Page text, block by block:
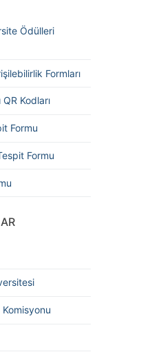
Ödülleri
Formları
Kodları
Formu
Formu